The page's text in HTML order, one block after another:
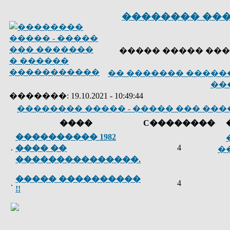
��������
����� �����
�� �������
�������: 19.10.2021 - 10:49:44
�������� ����� - ����� ���
����
C��������
.
���������� 1982
���� ��
���������������.
4
. ����� ����������
!!
4